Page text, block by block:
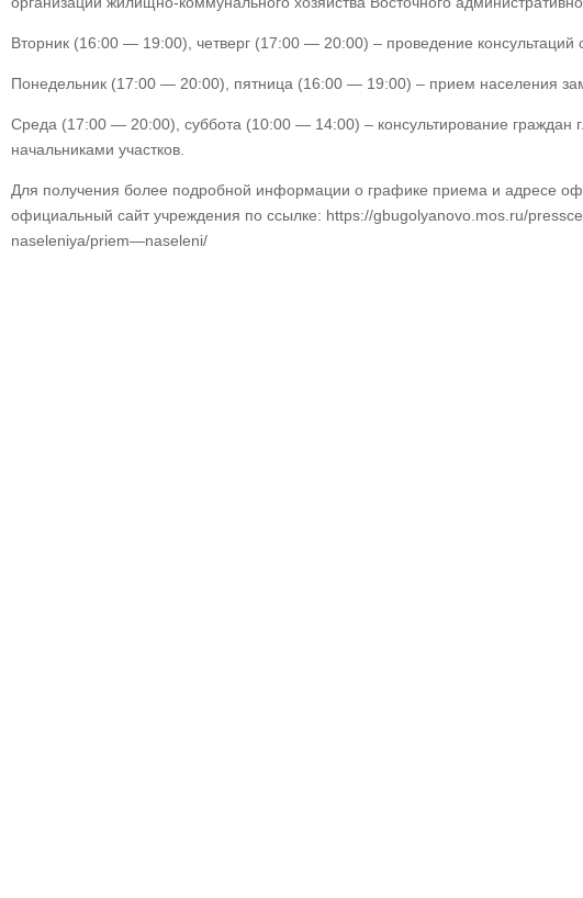
Вторник (16:00 — 19:00), четверг (17:00 — 20:00) – проведение консультаций
Понедельник (17:00 — 20:00), пятница (16:00 — 19:00) – прием населения
Среда (17:00 — 20:00), суббота (10:00 — 14:00) – консультирование граждан
начальниками участков.
Для получения более подробной информации о графике приема и адресе
официальный сайт учреждения по ссылке: https://gbugolyanovo. mos. ru/
naseleniya/priem—naseleni/